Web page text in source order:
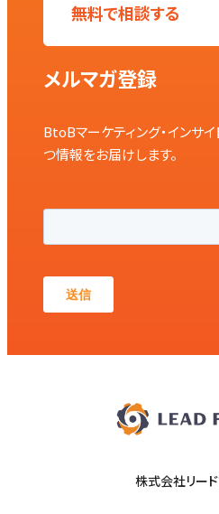
無料で相談する
メルマガ登録
BtoBマーケティング・インサ
つ情報をお届けします。
株式会社リード